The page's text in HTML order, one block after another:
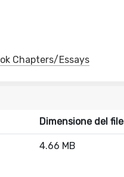
Chapters/Essays
Dimensione del file
4.66 MB